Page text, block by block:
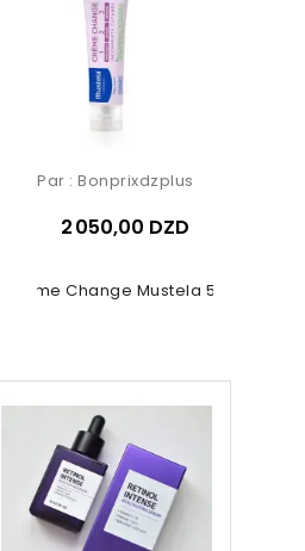
Crème Change Mustela 50ml
Par : Bonprixdzplus
2 050,00 DZD